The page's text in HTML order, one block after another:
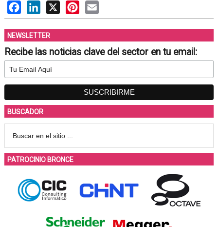
FacebookLinkedIn
X PinterestEmail
NEWSLETTER
Recibe las noticias clave del sector en tu email:
BUSCADOR
PATROCINIO BRONCE